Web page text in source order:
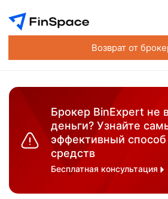
Возврат от
Брокер BinExpert не
деньги? Узнайте
эффективный способ
средств
Бесплатная консультация